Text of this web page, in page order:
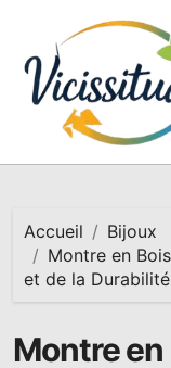
contenu
Accueil
Bijoux
Montre en
et de la Durabilité
Montre en